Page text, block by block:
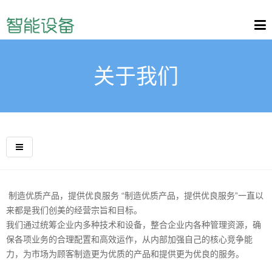
关于我们
制造优质产品，提供优良服务 “制造优质产品，提供优良服务”一直以
来都是我们创美的经营宗旨和目标。
我们通过统筹企业内多种技术和设备，整合企业内各种管理资源，确
保各项业务的合理配置和高效运作，从内部加强自己的核心竞争能
力，为市场为顾客制造更为优质的产品和提供更为优良的服务。